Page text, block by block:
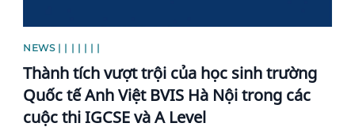
NEWS | | | | | | |
Thành tích vượt trội của học sinh trường
Quốc tế Anh Việt BVIS Hà Nội trong các
cuộc thi IGCSE và A Level